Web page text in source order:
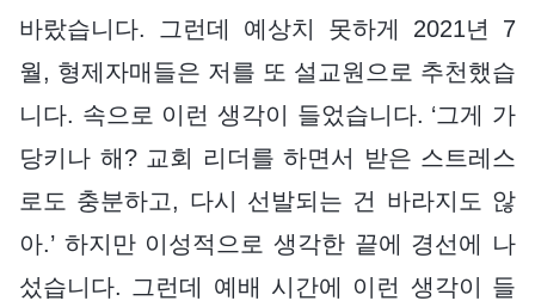
바랐습니다. 그런데 예상치 못하게 2021년 7
월, 형제자매들은 저를 또 설교원으로 추천했습
니다. 속으로 이런 생각이 들었습니다. ‘그게 가
당키나 해? 교회 리더를 하면서 받은 스트레스
로도 충분하고, 다시 선발되는 건 바라지도 않
아.’ 하지만 이성적으로 생각한 끝에 경선에 나
섰습니다. 그런데 예배 시간에 이런 생각이 들